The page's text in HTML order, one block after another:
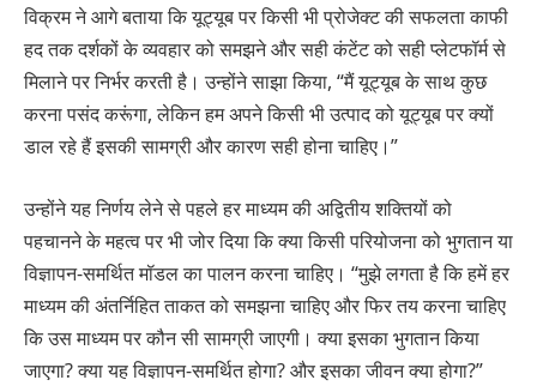
विक्रम ने आगे बताया कि यूट्यूब पर किसी भी प्रोजेक्ट की सफलता काफी
हद तक दर्शकों के व्यवहार को समझने और सही कंटेंट को सही प्लेटफॉर्म से
मिलाने पर निर्भर करती है। उन्होंने साझा किया, “मैं यूट्यूब के साथ कुछ
करना पसंद करूंगा, लेकिन हम अपने किसी भी उत्पाद को यूट्यूब पर क्यों
डाल रहे हैं इसकी सामग्री और कारण सही होना चाहिए।”
उन्होंने यह निर्णय लेने से पहले हर माध्यम की अद्वितीय शक्तियों को
पहचानने के महत्व पर भी जोर दिया कि क्या किसी परियोजना को भुगतान या
विज्ञापन-समर्थित मॉडल का पालन करना चाहिए। “मुझे लगता है कि हमें हर
माध्यम की अंतर्निहित ताकत को समझना चाहिए और फिर तय करना चाहिए
कि उस माध्यम पर कौन सी सामग्री जाएगी। क्या इसका भुगतान किया
जाएगा? क्या यह विज्ञापन-समर्थित होगा? और इसका जीवन क्या होगा?”